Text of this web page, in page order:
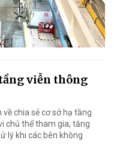
viễn thông
về chia sẻ cơ sở hạ tầng
chủ thể tham gia, tăng
lý khi các bên không